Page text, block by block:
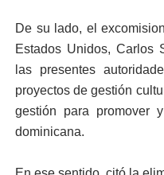
De su lado, el
Estados Unidos, Carlos
las presentes
proyectos de gestión
gestión para promover
dominicana.